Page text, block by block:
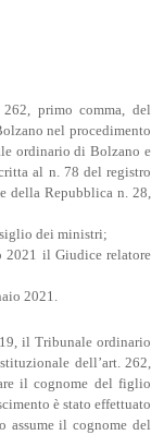
primo comma, del
nel procedimento
ordinario di Bolzano e
al n. 78 del registro
della Repubblica n. 28,
dei ministri;
2021 il Giudice relatore
2021.
il Tribunale ordinario
dell’art. 262,
il cognome del figlio
è stato effettuato
assume il cognome del